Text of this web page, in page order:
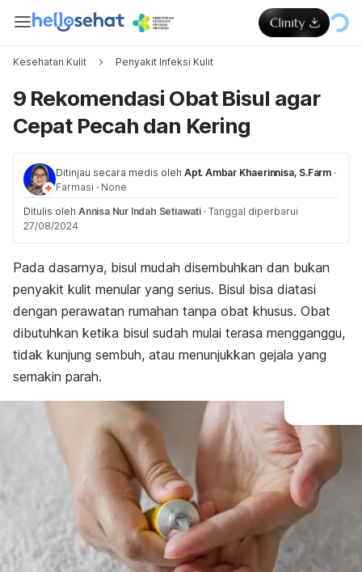
Kesehatan Kulit Penyakit Infeksi Kulit
9 Rekomendasi Obat Bisul agar
Cepat Pecah dan Kering
Ditinjau secara medis oleh Apt. Ambar Khaerinnisa, S.Farm ·
Farmasi · None
Ditulis oleh Annisa Nur Indah Setiawati · Tanggal diperbarui
27/08/2024
Pada dasarnya, bisul mudah disembuhkan dan bukan
penyakit kulit menular yang serius. Bisul bisa diatasi
dengan perawatan rumahan tanpa obat khusus. Obat
dibutuhkan ketika bisul sudah mulai terasa mengganggu,
tidak kunjung sembuh, atau menunjukkan gejala yang
semakin parah.